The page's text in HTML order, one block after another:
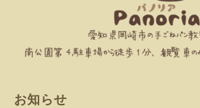
お知らせ